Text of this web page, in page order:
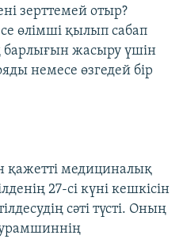
зерттемей отыр?
өлімші қылып сабап
жасыру үшін
немесе өзгедей бір
қажетті медициналық
27-сі күні кешкісін
сәті түсті. Оның